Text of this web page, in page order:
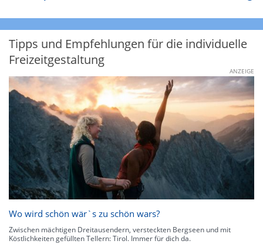
Tipps und Empfehlungen für die individuelle
Freizeitgestaltung
ANZEIGE
Wo wird schön wär`s zu schön wars?
Zwischen mächtigen Dreitausendern, versteckten Bergseen und mit
Köstlichkeiten gefüllten Tellern: Tirol. Immer für dich da.